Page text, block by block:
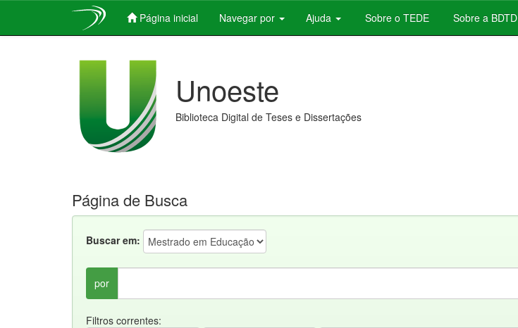
Página inicial Navegar por Ajuda Sobre o TEDE Sobre a BDTD
Unoeste
Biblioteca Digital de Teses e Dissertações
Página de Busca
Buscar em:
por
Filtros correntes: